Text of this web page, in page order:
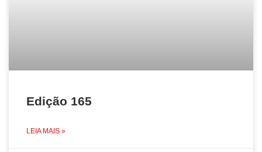
Edição 165
LEIA MAIS »